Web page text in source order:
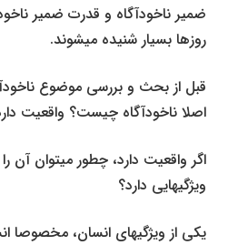
ضمیر ناخودآگاه و قدرت ضمیر
روزها بسیار شنیده می­شوند.
قبل از بحث و بررسی موضوع
اصلا ناخودآگاه چیست؟ واقعیت
اگر واقعیت دارد، چطور می­توان آن
ویژگی­هایی دارد؟
یکی از ویژگی­های انسان، مخصوصا